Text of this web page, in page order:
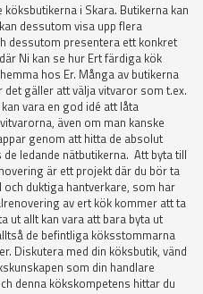
i Skara. Butikerna kan
dessutom visa upp flera
dessutom presentera ett konkret
Ni kan se hur Ert färdiga kök
hos Er. Många av butikerna
gäller att välja vitvaror som t.ex.
vara en god idé att låta
även om man kanske
genom att hitta de absolut
ledande nätbutikerna. Att byta till
är ett projekt där du bör ta
duktiga hantverkare, som har
av ert kök kommer att ta
ut allt kan vara att bara byta ut
de befintliga köksstommarna
Diskutera med din köksbutik, vänd
som din handlare
denna kökskompetens hittar du